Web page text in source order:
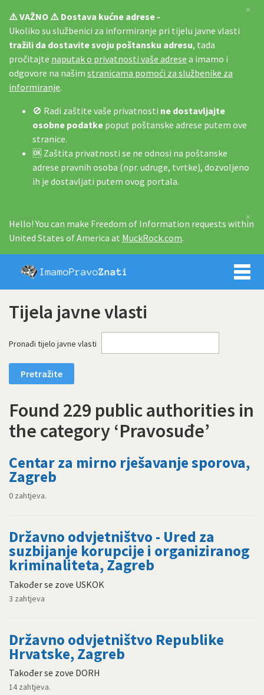
⚠️ VAŽNO ⚠️ Dostava kućne adrese -
Ukoliko su službenici za informiranje pri tijelu javne vlasti
tražili da dostavite svoju poštansku adresu, tada
pročitajte naputak o privatnosti vaše adrese a imamo i
odgovore na našim stranicama pomoći za službenike za
informiranje.
🚫 Radi zaštite vaše privatnosti ne dostavljajte
osobne podatke poput poštanske adrese putem ove
stranice.
🆗 Zaštita privatnosti se ne odnosi na poštanske
adrese pravnih osoba (npr. udruge, tvrtke), dozvoljeno
ih je dostavljati putem ovog portala.
×
Hello! You can make Freedom of Information requests within
United States of America at MuckRock.com.
×
Imamo
Tijela javne vlasti
Pronađi tijelo javne vlasti
Found 229 public authorities in
the category ‘Pravosuđe’
Centar za mirno rješavanje sporova,
Zagreb
0 zahtjeva.
Državno odvjetništvo - Ured za
suzbijanje korupcije i organiziranog
kriminaliteta, Zagreb
Također se zove USKOK
3 zahtjeva
Državno odvjetništvo Republike
Hrvatske, Zagreb
Također se zove DORH
14 zahtjeva.